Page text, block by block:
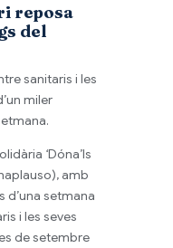
reposa
del
sanitaris i les
miler
‘Dóna’ls
amb
d’una setmana
i les seves
de setembre